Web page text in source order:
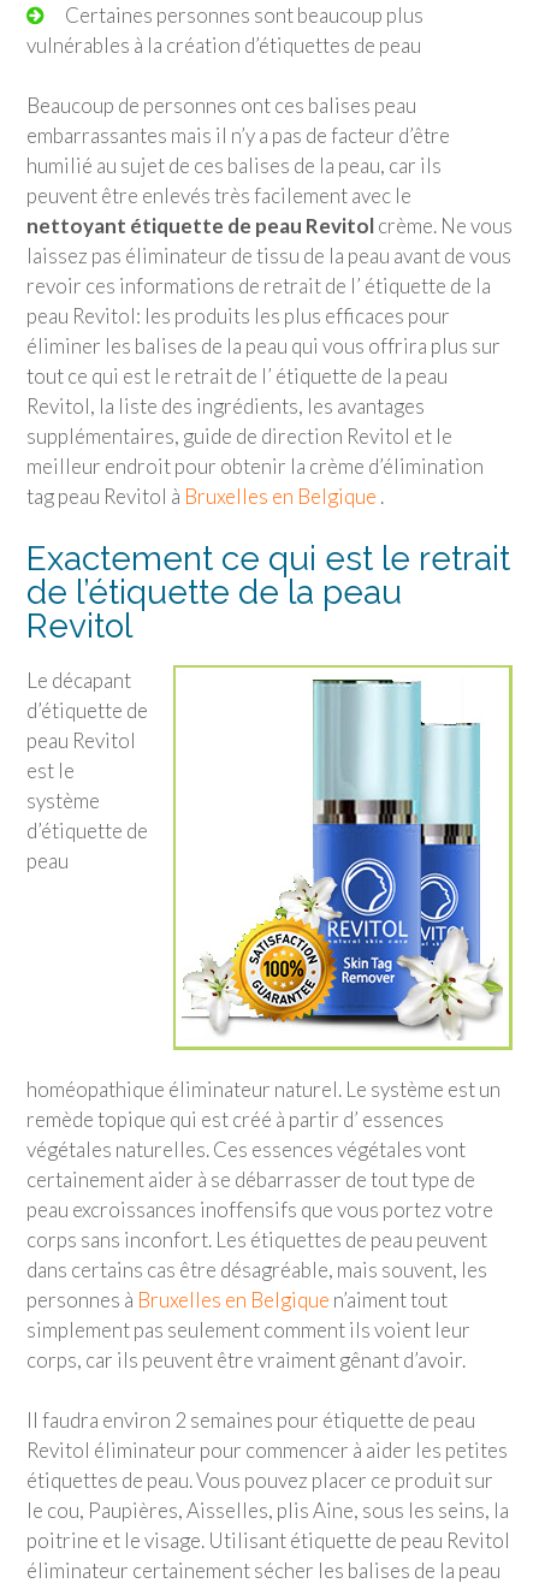
Certaines personnes sont beaucoup plus
vulnérables à la création d’étiquettes de peau
Beaucoup de personnes ont ces balises peau
embarrassantes mais il n’y a pas de facteur d’être
humilié au sujet de ces balises de la peau, car ils
peuvent être enlevés très facilement avec le
nettoyant étiquette de peau Revitolcrème. Ne vous
laissez pas éliminateur de tissu de la peau avant de vous
revoir ces informations de retrait de l’ étiquette de la
peau Revitol: les produits les plus efficaces pour
éliminer les balises de la peau qui vous offrira plus sur
tout ce qui est le retrait de l’ étiquette de la peau
Revitol, la liste des ingrédients, les avantages
supplémentaires, guide de direction Revitol et le
meilleur endroit pour obtenir la crème d’élimination
tag peau Revitol à Bruxelles en Belgique .
Exactement ce qui est le retrait
de l’étiquette de la peau
Revitol
Le décapant
d’étiquette de
peau Revitol
est le
système
d’étiquette de
peau
homéopathique éliminateur naturel. Le système est un
remède topique qui est créé à partir d’ essences
végétales naturelles. Ces essences végétales vont
certainement aider à se débarrasser de tout type de
peau excroissances inoffensifs que vous portez votre
corps sans inconfort. Les étiquettes de peau peuvent
dans certains cas être désagréable, mais souvent, les
personnes à Bruxelles en Belgique n’aiment tout
simplement pas seulement comment ils voient leur
corps, car ils peuvent être vraiment gênant d’avoir.
Il faudra environ 2 semaines pour étiquette de peau
Revitol éliminateur pour commencer à aider les petites
étiquettes de peau. Vous pouvez placer ce produit sur
le cou, Paupières, Aisselles, plis Aine, sous les seins, la
poitrine et le visage. Utilisant étiquette de peau Revitol
éliminateur certainement sécher les balises de la peau